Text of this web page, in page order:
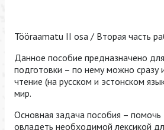
Tööraamatu II osa / Вторая часть
Данное пособие предназначено
подготовки – по нему можно сразу
чтение (на русском и эстонском
мир.
Основная задача пособия –
овладеть необходимой лексикой